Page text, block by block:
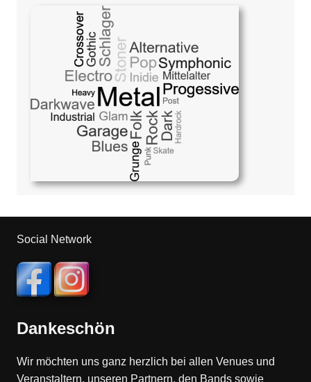
Social Network
Dankeschön
Wir möchten uns ganz herzlich bei allen Venues und
Veranstaltern, unseren Partnern, den Bands sowie